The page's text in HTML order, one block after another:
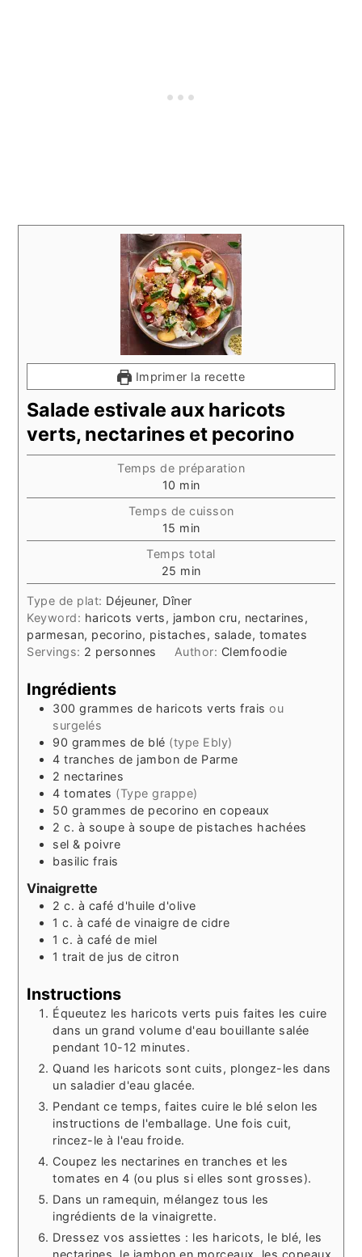
Imprimer la recette
Salade estivale aux haricots
verts, nectarines et pecorino
Temps de préparation
10 minutes
min
Temps de cuisson
15 minutes
min
Temps total
25 minutes
min
Type de plat: Déjeuner, Dîner
Keyword: haricots verts, jambon cru, nectarines,
parmesan, pecorino, pistaches, salade, tomates
Servings: 2 personnes Author: Clemfoodie
Ingrédients
300 grammes de haricots verts frais ou
surgelés
90 grammes de blé (type Ebly)
4 tranches de jambon de Parme
2 nectarines
4tomates (Type grappe)
50 grammes de pecorino en copeaux
2 c. à soupe à soupe de pistaches hachées
sel & poivre
basilic frais
Vinaigrette
2 c. à café d'huile d'olive
1 c. à café de vinaigre de cidre
1 c. à café de miel
1 trait de jus de citron
Instructions
Équeutez les haricots verts puis faites les cuire
dans un grand volume d'eau bouillante salée
pendant 10-12 minutes.
Quand les haricots sont cuits, plongez-les dans
un saladier d'eau glacée.
Pendant ce temps, faites cuire le blé selon les
instructions de l'emballage. Une fois cuit,
rincez-le à l'eau froide.
Coupez les nectarines en tranches et les
tomates en 4 (ou plus si elles sont grosses).
Dans un ramequin, mélangez tous les
ingrédients de la vinaigrette.
Dressez vos assiettes : les haricots, le blé, les
nectarines, le jambon en morceaux, les copeaux